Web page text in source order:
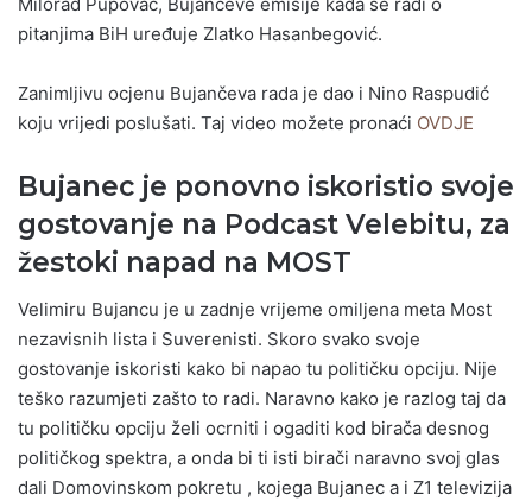
pitanjima BiH uređuje Zlatko Hasanbegović.
Zanimljivu ocjenu Bujančeva rada je dao i Nino Raspudić
koju vrijedi poslušati. Taj video možete pronaći OVDJE
Bujanec je ponovno iskoristio svoje
gostovanje na Podcast Velebitu, za
žestoki napad na MOST
Velimiru Bujancu je u zadnje vrijeme omiljena meta Most
nezavisnih lista i Suverenisti. Skoro svako svoje
gostovanje iskoristi kako bi napao tu političku opciju. Nije
teško razumjeti zašto to radi. Naravno kako je razlog taj da
tu političku opciju želi ocrniti i ogaditi kod birača desnog
političkog spektra, a onda bi ti isti birači naravno svoj glas
dali Domovinskom pokretu , kojega Bujanec a i Z1 televizija